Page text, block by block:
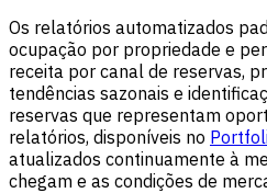
Os relatórios automatizados
ocupação por propriedade e
receita por canal de reservas,
tendências sazonais e
reservas que representam
relatórios, disponíveis no
atualizados continuamente à
chegam e as condições de